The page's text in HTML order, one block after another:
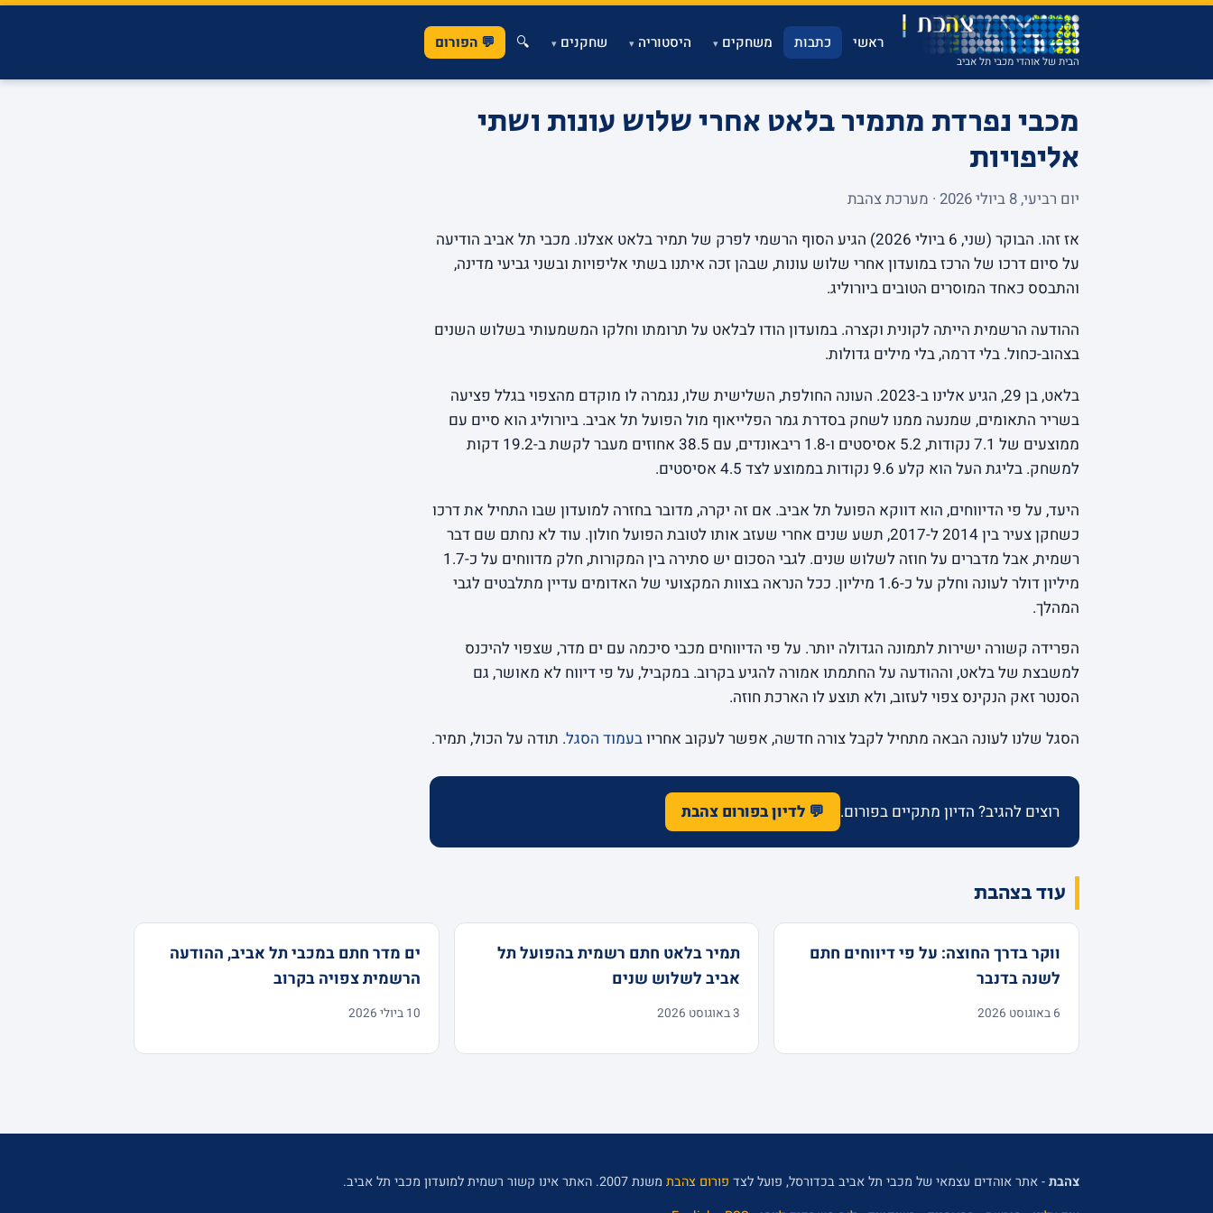
הבית של אוהדי מכבי תל אביב
ראשי כתבות משחקים▾ היסטוריה▾ שחקנים▾
🔍 💬 הפורום
מכבי נפרדת מתמיר בלאט אחרי שלוש עונות ושתי
אליפויות
יום רביעי, 8 ביולי 2026 · מערכת צהבת
אז זהו. הבוקר (שני, 6 ביולי 2026) הגיע הסוף הרשמי לפרק של תמיר בלאט אצלנו. מכבי תל אביב הודיעה
על סיום דרכו של הרכז במועדון אחרי שלוש עונות, שבהן זכה איתנו בשתי אליפויות ובשני גביעי מדינה,
והתבסס כאחד המוסרים הטובים ביורוליג.
ההודעה הרשמית הייתה לקונית וקצרה. במועדון הודו לבלאט על תרומתו וחלקו המשמעותי בשלוש השנים
בצהוב-כחול. בלי דרמה, בלי מילים גדולות.
בלאט, בן 29, הגיע אלינו ב-2023. העונה החולפת, השלישית שלו, נגמרה לו מוקדם מהצפוי בגלל פציעה
בשריר התאומים, שמנעה ממנו לשחק בסדרת גמר הפלייאוף מול הפועל תל אביב. ביורוליג הוא סיים עם
ממוצעים של 7.1 נקודות, 5.2 אסיסטים ו-1.8 ריבאונדים, עם 38.5 אחוזים מעבר לקשת ב-19.2 דקות
למשחק. בליגת העל הוא קלע 9.6 נקודות בממוצע לצד 4.5 אסיסטים.
היעד, על פי הדיווחים, הוא דווקא הפועל תל אביב. אם זה יקרה, מדובר בחזרה למועדון שבו התחיל את דרכו
כשחקן צעיר בין 2014 ל-2017, תשע שנים אחרי שעזב אותו לטובת הפועל חולון. עוד לא נחתם שם דבר
רשמית, אבל מדברים על חוזה לשלוש שנים. לגבי הסכום יש סתירה בין המקורות, חלק מדווחים על כ-1.7
מיליון דולר לעונה וחלק על כ-1.6 מיליון. ככל הנראה בצוות המקצועי של האדומים עדיין מתלבטים לגבי
המהלך.
הפרידה קשורה ישירות לתמונה הגדולה יותר. על פי הדיווחים מכבי סיכמה עם ים מדר, שצפוי להיכנס
למשבצת של בלאט, וההודעה על החתמתו אמורה להגיע בקרוב. במקביל, על פי דיווח לא מאושר, גם
הסנטר זאק הנקינס צפוי לעזוב, ולא תוצע לו הארכת חוזה.
הסגל שלנו לעונה הבאה מתחיל לקבל צורה חדשה, אפשר לעקוב אחריובעמוד הסגל. תודה על הכול, תמיר.
רוצים להגיב? הדיון מתקיים בפורום. 💬 לדיון בפורום צהבת
עוד בצהבת
ווקר בדרך החוצה: על פי דיווחים חתם
לשנה בדנבר
6 באוגוסט 2026
תמיר בלאט חתם רשמית בהפועל תל
אביב לשלוש שנים
3 באוגוסט 2026
ים מדר חתם במכבי תל אביב, ההודעה
הרשמית צפויה בקרוב
10 ביולי 2026
צהבת- אתר אוהדים עצמאי של מכבי תל אביב בכדורסל, פועל לצד פורום צהבת משנת 2007. האתר אינו קשור רשמית למועדון מכבי תל אביב.